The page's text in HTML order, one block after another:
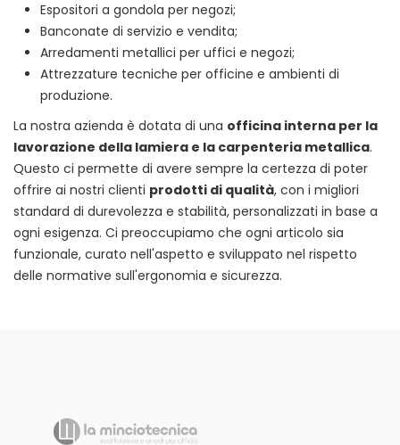
Espositori a gondola per negozi;
Banconate di servizio e vendita;
Arredamenti metallici per uffici e negozi;
Attrezzature tecniche per officine e ambienti di
produzione.
La nostra azienda è dotata di una officina interna per la
lavorazione della lamiera e la carpenteria metallica.
Questo ci permette di avere sempre la certezza di poter
offrire ai nostri clienti prodotti di qualità, con i migliori
standard di durevolezza e stabilità, personalizzati in base a
ogni esigenza. Ci preoccupiamo che ogni articolo sia
funzionale, curato nell'aspetto e sviluppato nel rispetto
delle normative sull'ergonomia e sicurezza.